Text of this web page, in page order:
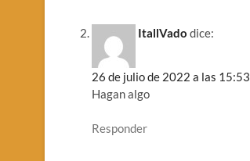
ItallVado dice:
26 de julio de 2022 a las 15:53
Hagan algo
Responder